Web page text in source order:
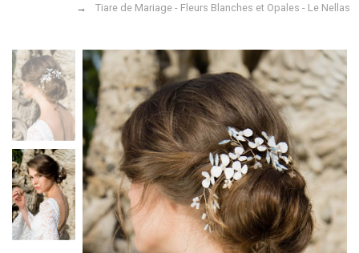
Tiare de Mariage - Fleurs Blanches et Opales - Le Nellas